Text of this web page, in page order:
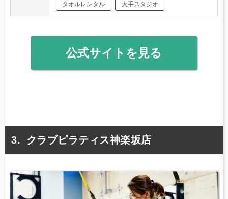
タオルレンタル 大手スタジオ
公式サイトを見る
クラブピラティス神楽坂店